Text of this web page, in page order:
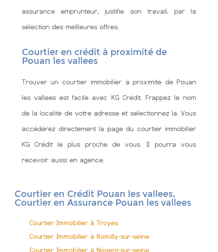
assurance emprunteur, justifie son travail, par la
sélection des meilleures offres.
Courtier en crédit à proximité de
Pouan les vallees
Trouver un courtier immobilier à proximité de Pouan
les vallees est facile avec KG Crédit. Frappez le nom
de la localité de votre adresse et sélectionnez la. Vous
accédérez directement la page du courtier immobilier
KG Crédit le plus proche de vous. Il pourra vous
recevoir aussi en agence.
Courtier en Crédit Pouan les vallees,
Courtier en Assurance Pouan les vallees
Courtier Immobilier à Troyes
Courtier Immobilier à Romilly-sur-seine
Courtier Immobilier à Nogent-sur-seine